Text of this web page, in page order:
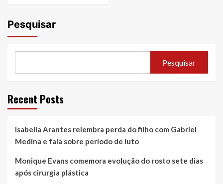
Pesquisar
Pesquisar
Recent Posts
Isabella Arantes relembra perda do filho com Gabriel
Medina e fala sobre período de luto
Monique Evans comemora evolução do rosto sete dias
após cirurgia plástica